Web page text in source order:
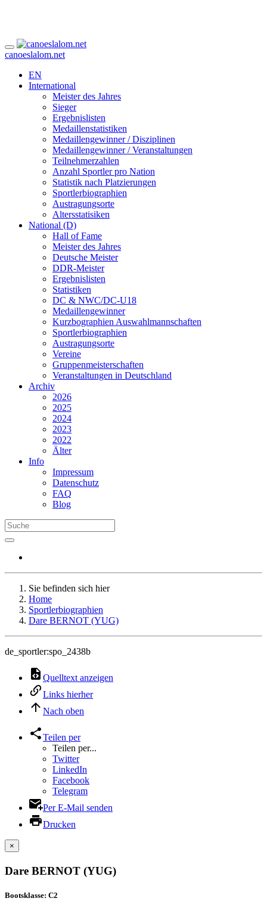
canoeslalom.net
EN
International
Meister des Jahres
Sieger
Ergebnislisten
Medaillenstatistiken
Medaillengewinner / Disziplinen
Medaillengewinner / Veranstaltungen
Teilnehmerzahlen
Anzahl Sportler pro Nation
Statistik nach Platzierungen
Sportlerbiographien
Austragungsorte
Altersstatisiken
National (D)
Hall of Fame
Meister des Jahres
Deutsche Meister
DDR-Meister
Ergebnislisten
Statistiken
DC & NWC/DC-U18
Medaillengewinner
Kurzbographien Auswahlmannschaften
Sportlerbiographien
Austragungsorte
Vereine
Gruppenmeisterschaften
Veranstaltungen in Deutschland
Archiv
2026
2025
2024
2023
2022
Älter
Info
Impressum
Datenschutz
FAQ
Blog
Sie befinden sich hier
Home
Sportlerbiographien
Dare BERNOT (YUG)
de_sportler:spo_2438b
Quelltext anzeigen
Links hierher
Nach oben
Teilen per
Teilen per...
Twitter
LinkedIn
Facebook
Telegram
Per E-Mail senden
Drucken
×
Dare BERNOT (YUG)
Bootsklasse: C2